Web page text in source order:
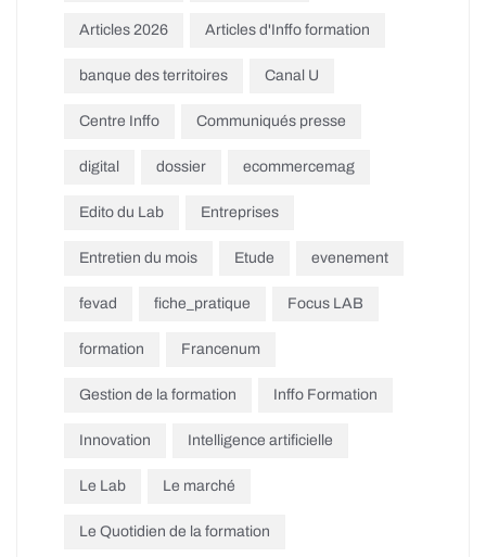
Articles 2026 Articles d'Inffo formation
banque des territoires Canal U
Centre Inffo Communiqués presse
digital dossier ecommercemag
Edito du Lab Entreprises
Entretien du mois Etude evenement
fevad fiche_pratique Focus LAB
formation Francenum
Gestion de la formation Inffo Formation
Innovation Intelligence artificielle
Le Lab Le marché
Le Quotidien de la formation